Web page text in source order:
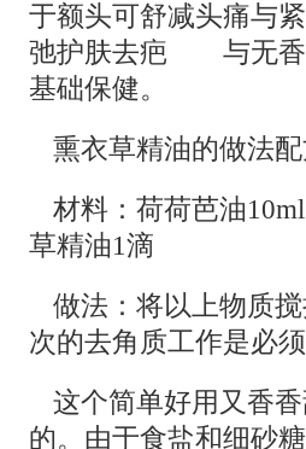
于额头可舒减头痛与
弛护肤去疤 与无香
基础保健。
熏衣草精油的做法
材料：荷荷芭油
草精油1滴
做法：将以上物质
次的去角质工作是必须
这个简单好用又香
的。由于食盐和细砂